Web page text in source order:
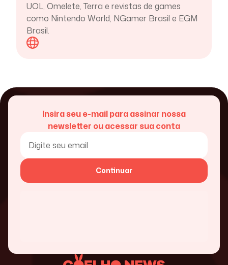
UOL, Omelete, Terra e revistas de games
como Nintendo World, NGamer Brasil e EGM
Brasil.
Insira seu e-mail para assinar nossa
newsletter ou acessar sua conta
Continuar